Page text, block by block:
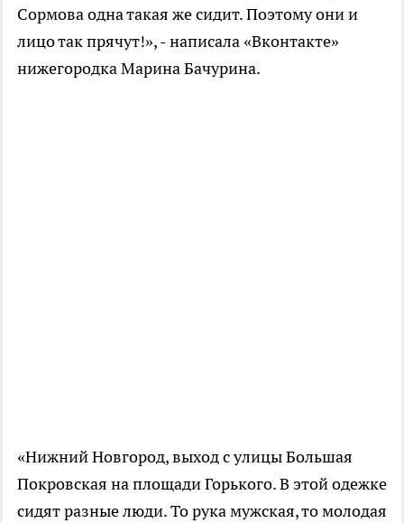
Сормова одна такая же сидит. Поэтому они и
лицо так прячут!», - написала «Вконтакте»
нижегородка Марина Бачурина.
«Нижний Новгород, выход с улицы Большая
Покровская на площади Горького. В этой одежке
сидят разные люди. То рука мужская, то молодая